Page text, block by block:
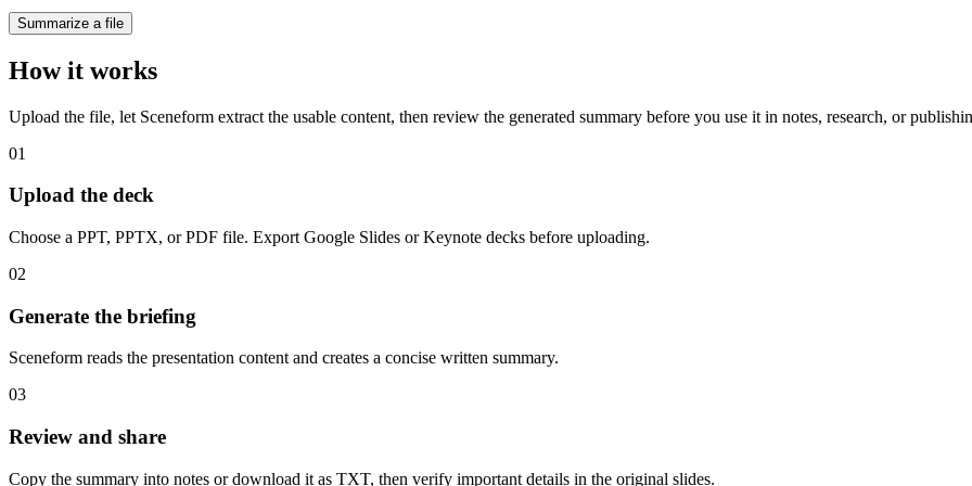
Summarize a file
How it works
Upload the file, let Sceneform extract the usable content, then review the generated summary before you use it in notes, research, or
01
Upload the deck
Choose a PPT, PPTX, or PDF file. Export Google Slides or Keynote decks before uploading.
02
Generate the briefing
Sceneform reads the presentation content and creates a concise written summary.
03
Review and share
Copy the summary into notes or download it as TXT, then verify important details in the original slides.